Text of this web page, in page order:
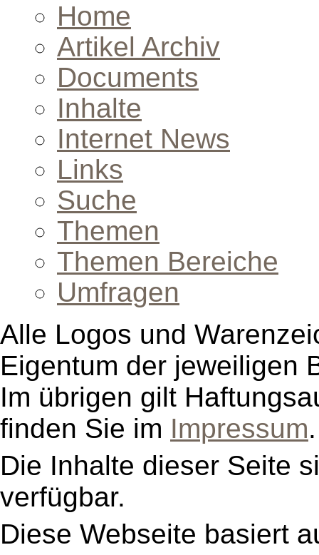
Home
Artikel Archiv
Documents
Inhalte
Internet News
Links
Suche
Themen
Themen Bereiche
Umfragen
Alle Logos und
Eigentum der jeweiligen
Im übrigen gilt
finden Sie im Impressum.
Die Inhalte dieser Seite
verfügbar.
Diese Webseite basiert